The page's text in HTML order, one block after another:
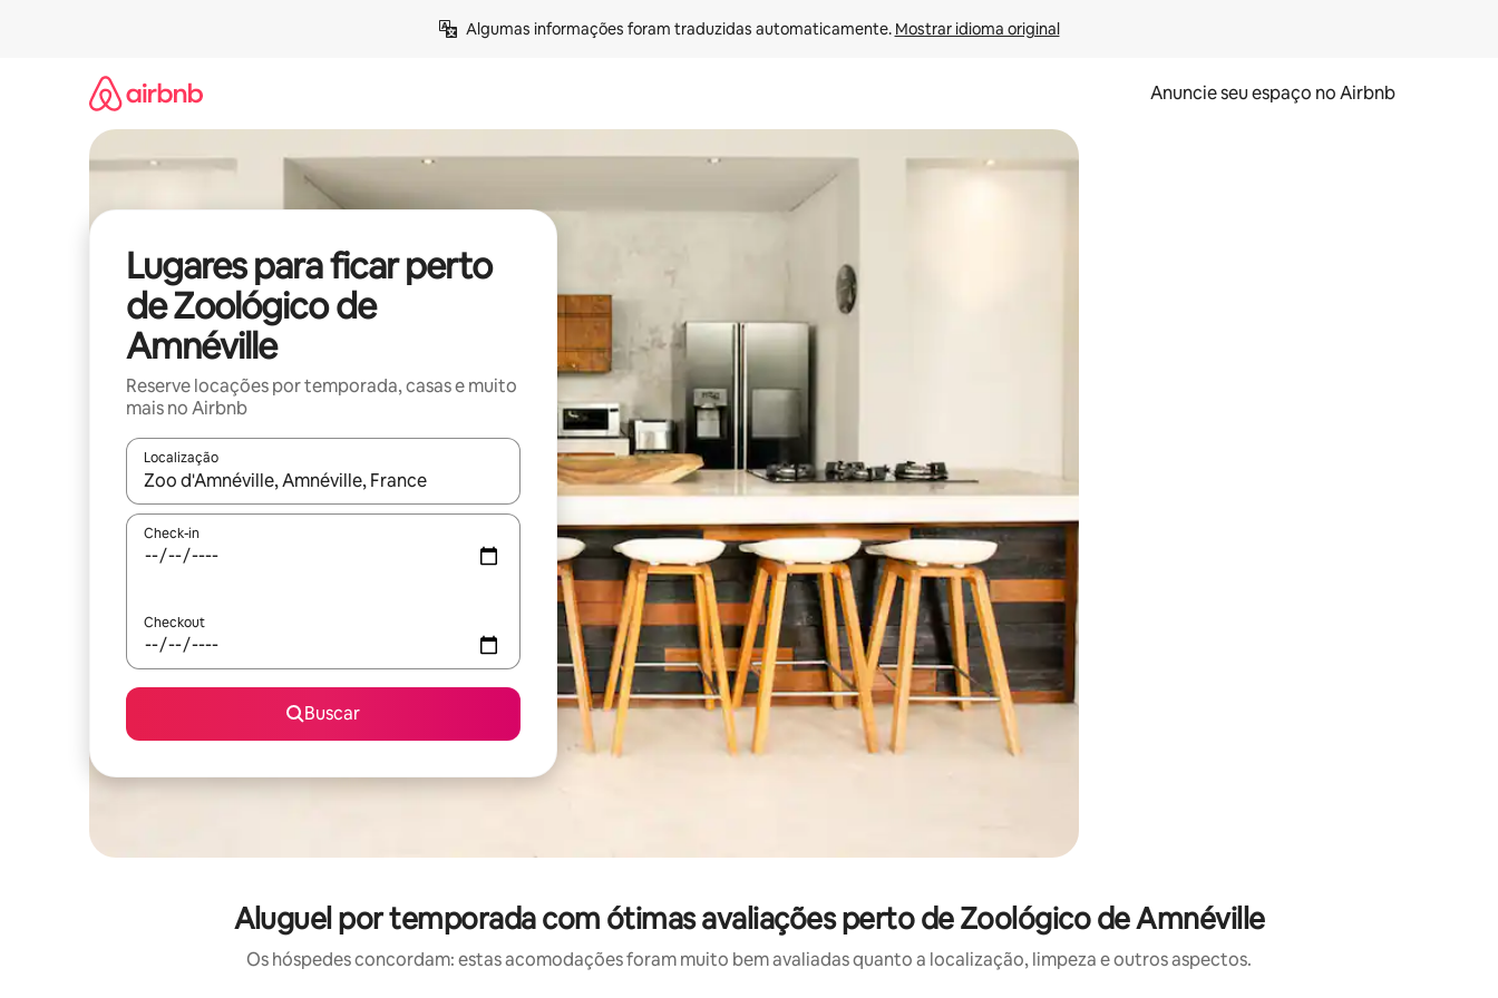
Algumas informações foram traduzidas automaticamente. Mostrar idioma original
Anuncie seu espaço no Airbnb
Lugares para ficar perto
de Zoológico de
Amnéville
Reserve locações por temporada, casas e muito
mais no Airbnb
Localização
Quando os resultados estiverem disponíveis, explore-os usando as seta para cima e para baixo do teclado ou tocando e deslizando o dedo na tela.
Check-in
Checkout
Buscar
Aluguel por temporada com ótimas avaliações perto de Zoológico de Amnéville
Os hóspedes concordam: estas acomodações foram muito bem avaliadas quanto a localização, limpeza e outros aspectos.